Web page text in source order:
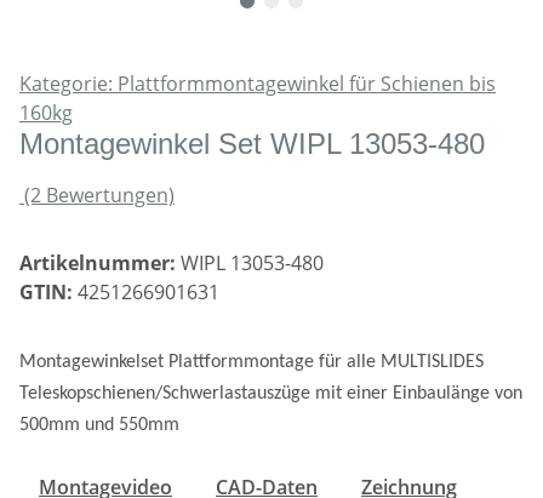
Kategorie: Plattformmontagewinkel für Schienen bis
160kg
Montagewinkel Set WIPL 13053-480
(2 Bewertungen)
Artikelnummer: WIPL 13053-480
GTIN: 4251266901631
Montagewinkelset Plattformmontage für alle MULTISLIDES
Teleskopschienen/Schwerlastauszüge mit einer Einbaulänge von
500mm und 550mm
Montagevideo CAD-Daten Zeichnung